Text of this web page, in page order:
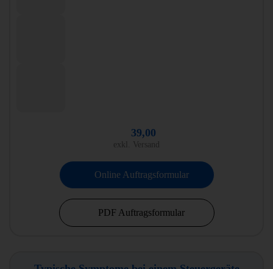
39,00
exkl. Versand
Online Auftragsformular
PDF Auftragsformular